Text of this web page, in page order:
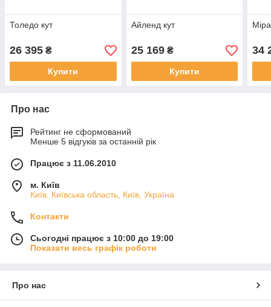
Толедо кут
26 395 ₴
Купити
Айленд кут
25 169₴
Купити
34
Про нас
Рейтинг не сформований
Менше 5 відгуків за останній рік
Працює з 11.06.2010
м. Київ
Київ, Київська область, Київ, Україна
Контакти
Сьогодні працює з 10:00 до 19:00
Показати весь графік роботи
Про нас